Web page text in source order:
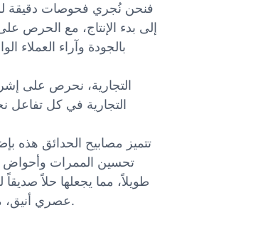
فنحن نُجري فحوصات دقيقة
إلى بدء الإنتاج، مع الحرص
بالجودة وآراء العملاء
التجارية في كل تفاعل
تتميز مصابيح الحدائق هذه
تحسين الممرات وأحواض
طويلاً، مما يجعلها حلاً
عصري أنيق، مما يجعلها تندمج بسلاسة مع مختلف تصاميم الحدائق لتمنحها جاذبية دائمة.